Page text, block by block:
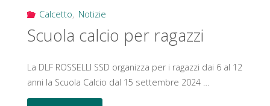
Calcetto, Notizie
Scuola calcio per ragazzi
La DLF ROSSELLI SSD organizza per i ragazzi dai 6 al 12
anni la Scuola Calcio dal 15 settembre 2024 …